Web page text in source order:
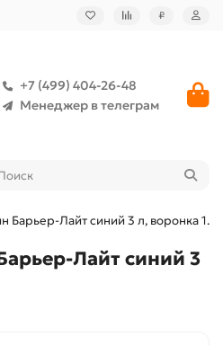
₽
+7 (499) 404-26-48
Менеджер в телеграм
Барьер-Лайт синий 3 л, воронка 1.5
Лайт синий 3